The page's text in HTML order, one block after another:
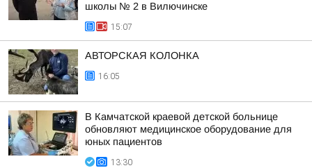
школы № 2 в Вилючинске
15:07
АВТОРСКАЯ КОЛОНКА
16:05
В Камчатской краевой детской больнице
обновляют медицинское оборудование для
юных пациентов
13:30